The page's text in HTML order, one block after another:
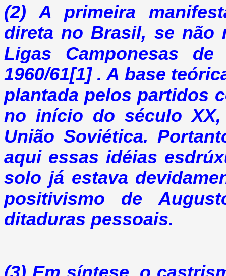
(2) A primeira
direta no Brasil, se não
Ligas Camponesas
1960/61[1] . A base
plantada pelos partidos
no início do século
União Soviética.
aqui essas idéias
solo já estava
positivismo de
ditaduras pessoais.